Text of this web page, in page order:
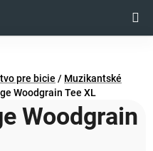
KOŠÍK
pre bicie / Muzikantské
Woodgrain Tee XL
Woodgrain